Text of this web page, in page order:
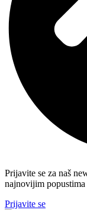
Prijavite se za naš
najnovijim
Prijavite se